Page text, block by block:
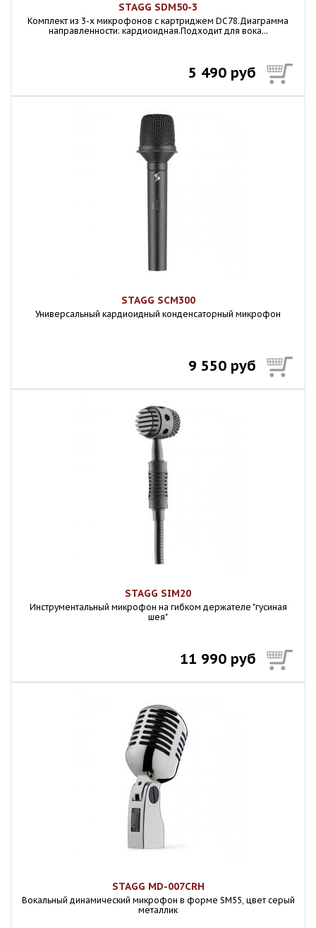
STAGG SDM50-3
Комплект из 3-х микрофонов с картриджем DC78.Диаграмма
направленности: кардиоидная.Подходит для вока...
5 490 руб
STAGG SCM300
Универсальный кардиоидный конденсаторный микрофон
9 550 руб
STAGG SIM20
Инструментальный микрофон на гибком держателе "гусиная
шея"
11 990 руб
STAGG MD-007CRH
Вокальный динамический микрофон в форме SM55, цвет серый
металлик